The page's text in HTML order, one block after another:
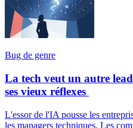
Bug de genre
La tech veut un autre
ses vieux réflexes
L'essor de l'IA pousse les
les managers techniques. Les